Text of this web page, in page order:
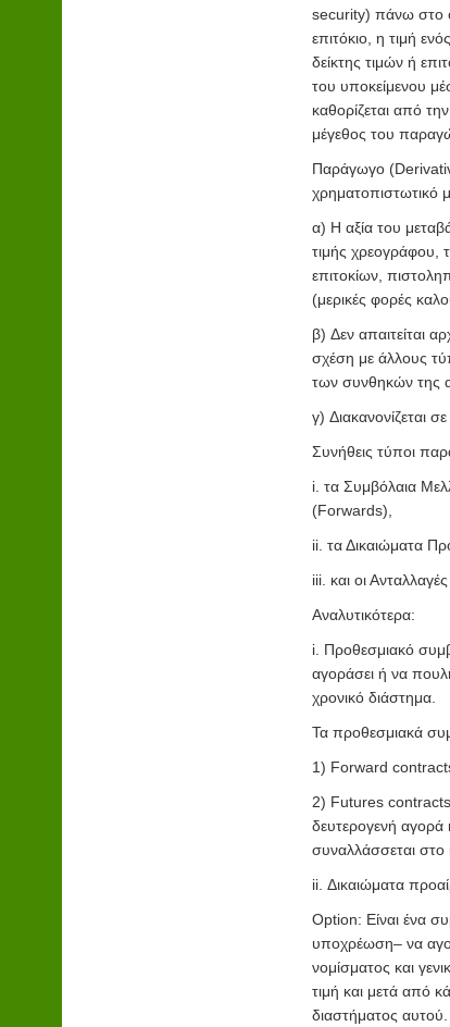
security) πάνω στο
επιτόκιο, η τιμή
δείκτης τιμών ή
του υποκείμενου
καθορίζεται από
μέγεθος του
Παράγωγο
χρηματοπιστωτικό
α) Η αξία του
τιμής χρεογράφου,
επιτοκίων,
(μερικές φορές
β) Δεν απαιτείται
σχέση με άλλους
των συνθηκών της
γ) Διακανονίζεται
Συνήθεις τύποι
i. τα Συμβόλαια
(Forwards),
ii. τα Δικαιώματα
iii. και οι
Αναλυτικότερα:
i. Προθεσμιακό
αγοράσει ή να
χρονικό διάστημα.
Τα προθεσμιακά
1) Forward
2) Futures contracts,
δευτερογενή αγορά
συναλλάσσεται στο
ii. Δικαιώματα
Option: Είναι ένα
υποχρέωση– να
νομίσματος και
τιμή και μετά από
διαστήματος